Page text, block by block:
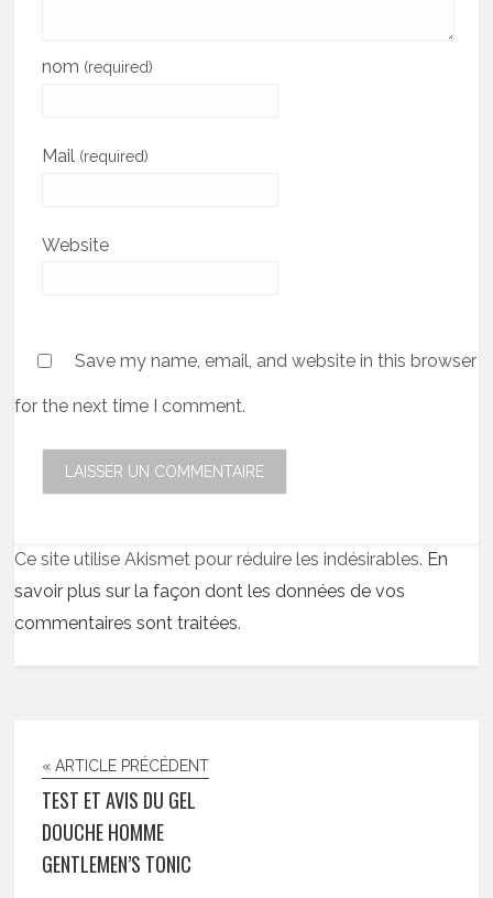
nom (required)
Mail (required)
Website
Save my name, email, and website in this browser
for the next time I comment.
Ce site utilise Akismet pour réduire les indésirables. En
savoir plus sur la façon dont les données de vos
commentaires sont traitées.
« ARTICLE PRÉCÉDENT
TEST ET AVIS DU GEL
DOUCHE HOMME
GENTLEMEN’S TONIC